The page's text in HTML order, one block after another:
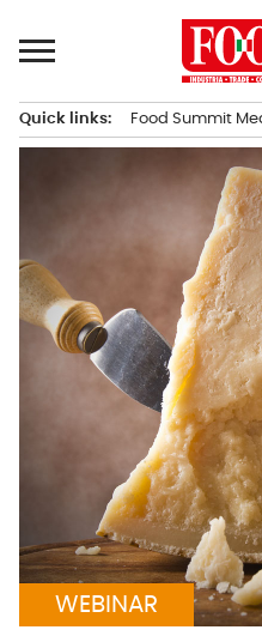
al
principale
Quick links: Food Summit
WEBINAR